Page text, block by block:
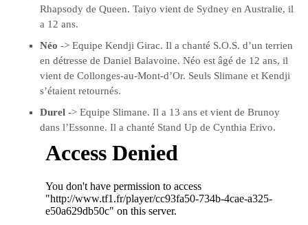
Rhapsody de Queen. Taiyo vient de Sydney en Australie, il
a 12 ans.
Néo-> Equipe Kendji Girac. Il a chanté S.O.S. d’un terrien
en détresse de Daniel Balavoine. Néo est âgé de 12 ans, il
vient de Collonges-au-Mont-d’Or. Seuls Slimane et Kendji
s’étaient retournés.
Durel -> Equipe Slimane. Il a 13 ans et vient de Brunoy
dans l’Essonne. Il a chanté Stand Up de Cynthia Erivo.